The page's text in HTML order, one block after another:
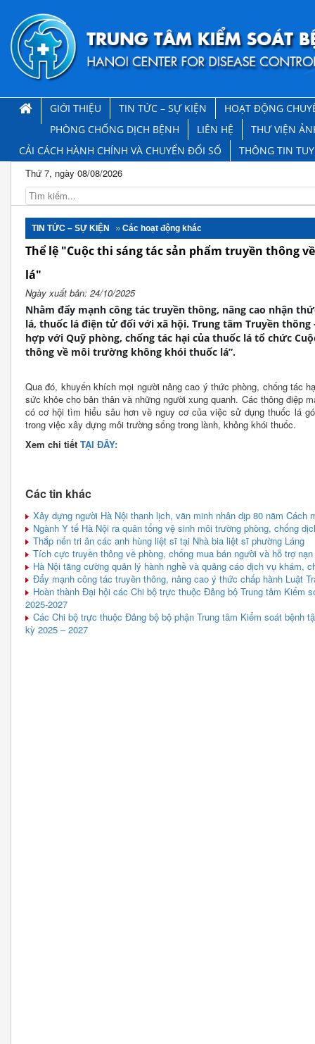
GIỚI THIỆU TIN TỨC – SỰ KIỆN
HOẠT ĐỘNG
PHÒNG CHỐNG DỊCH BỆNH
LIÊN HỆ
THƯ VIỆN
CẢI CÁCH HÀNH CHÍNH VÀ CHUYỂN ĐỔI SỐ
THÔNG TIN
Thứ 7, ngày 08/08/2026
TIN TỨC – SỰ KIỆN Các hoạt động khác
Thể lệ "Cuộc thi sáng tác sản phẩm truyền thông
lá"
Ngày xuất bản: 24/10/2025
Nhằm đẩy mạnh công tác truyền thông, nâng cao nhận
lá, thuốc lá điện tử đối với xã hội. Trung tâm Truyền
hợp với Quỹ phòng, chống tác hại của thuốc lá tổ chức
thông về môi trường không khói thuốc lá”.
Qua đó, khuyến khích mọi người nâng cao ý thức phòng, chống tác
sức khỏe cho bản thân và những người xung quanh. Các thông điệp
có cơ hội tìm hiểu sâu hơn về nguy cơ của việc sử dụng thuốc lá
trong việc xây dựng môi trường sống trong lành, không khói thuốc.
Xem chi tiết TẠI ĐÂY:
Các tin khác
Xây dựng người Hà Nội thanh lịch, văn minh nhân dịp 80 năm Cách
Ngành Y tế Hà Nội ra quân tổng vệ sinh môi trường phòng, chống
Thắp nến tri ân các anh hùng liệt sĩ tại Nhà bia liệt sĩ phường Láng
Tích cực truyền thông về phòng, chống mua bán người và hỗ trợ
Hà Nội tăng cường quản lý hành nghề và quảng cáo dịch vụ khám,
Đẩy mạnh công tác truyền thông, nâng cao ý thức chấp hành Luật
Hoàn thành Đại hội các Chi bộ trực thuộc Đảng bộ Trung tâm Kiểm
2025-2027
Các Chi bộ trực thuộc Đảng bộ bộ phận Trung tâm Kiểm soát bệnh
kỳ 2025 – 2027